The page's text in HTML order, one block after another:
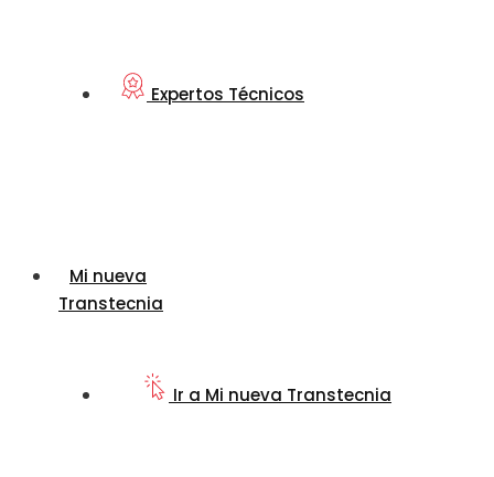
Expertos Técnicos
Mi nueva
Transtecnia
Ir a Mi nueva Transtecnia